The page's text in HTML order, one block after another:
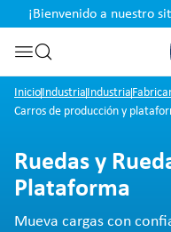
Saltar a la búsqueda
¡Bienvenido a nuestro
InicioIndustria Industria
Carros de producción y
Ruedas y
Plataforma
Mueva cargas con